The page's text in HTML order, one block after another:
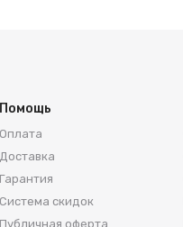
Помощь
Оплата
Доставка
Гарантия
Система скидок
Публичная оферта